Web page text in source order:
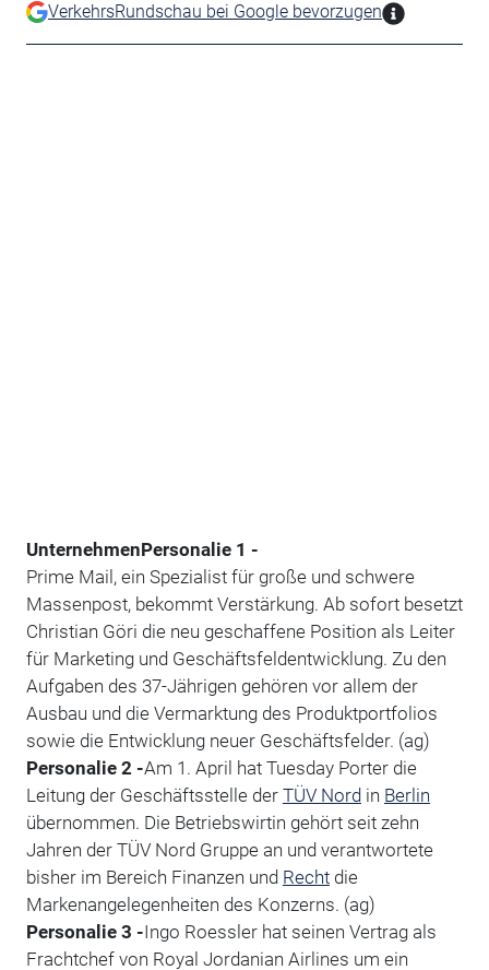
VerkehrsRundschau bei Google bevorzugen
UnternehmenPersonalie 1 -
Prime Mail, ein Spezialist für große und schwere
Massenpost, bekommt Verstärkung. Ab sofort besetzt
Christian Göri die neu geschaffene Position als Leiter
für Marketing und Geschäftsfeldentwicklung. Zu den
Aufgaben des 37-Jährigen gehören vor allem der
Ausbau und die Vermarktung des Produktportfolios
sowie die Entwicklung neuer Geschäftsfelder. (ag)
Personalie 2 -Am 1. April hat Tuesday Porter die
Leitung der Geschäftsstelle der TÜV Nord in Berlin
übernommen. Die Betriebswirtin gehört seit zehn
Jahren der TÜV Nord Gruppe an und verantwortete
bisher im Bereich Finanzen und Rechtdie
Markenangelegenheiten des Konzerns. (ag)
Personalie 3 -Ingo Roessler hat seinen Vertrag als
Frachtchef von Royal Jordanian Airlines um ein